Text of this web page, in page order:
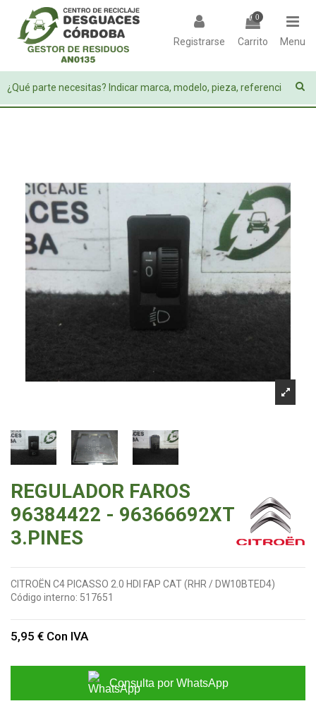
Registrarse
0
Carrito Menu
REGULADOR FAROS
96384422 - 96366692XT
3.PINES
CITROËN C4 PICASSO 2.0 HDI FAP CAT (RHR / DW10BTED4)
Código interno: 517651
5,95 € Con IVA
Consulta por WhatsApp